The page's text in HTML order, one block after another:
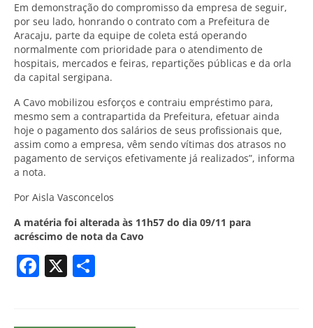
Em demonstração do compromisso da empresa de seguir,
por seu lado, honrando o contrato com a Prefeitura de
Aracaju, parte da equipe de coleta está operando
normalmente com prioridade para o atendimento de
hospitais, mercados e feiras, repartições públicas e da orla
da capital sergipana.
A Cavo mobilizou esforços e contraiu empréstimo para,
mesmo sem a contrapartida da Prefeitura, efetuar ainda
hoje o pagamento dos salários de seus profissionais que,
assim como a empresa, vêm sendo vítimas dos atrasos no
pagamento de serviços efetivamente já realizados”, informa
a nota.
Por Aisla Vasconcelos
A matéria foi alterada às 11h57 do dia 09/11 para
acréscimo de nota da Cavo
Facebook
X